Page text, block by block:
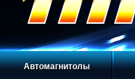
Автомагнитолы